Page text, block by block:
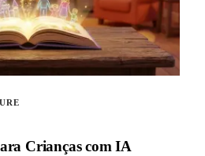
Crianças com IA